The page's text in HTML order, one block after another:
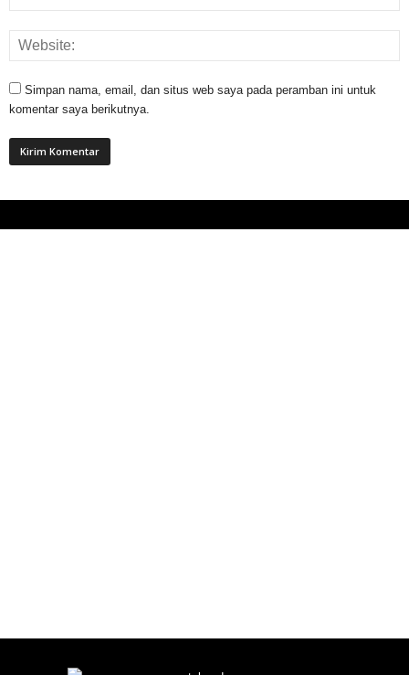
Simpan nama, email, dan situs web saya pada peramban ini untuk
komentar saya berikutnya.